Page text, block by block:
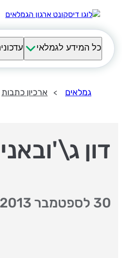
כל המידע לגמלאי
גמלאים ארכיון כתבות
דון
30 לספטמבר 2013